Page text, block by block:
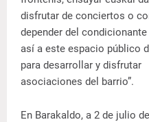
disfrutar de conciertos o
depender del
así a este espacio público
para desarrollar y disfrutar
asociaciones del barrio”.
En Barakaldo, a 2 de julio